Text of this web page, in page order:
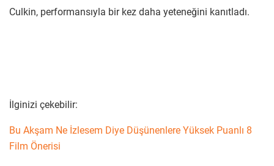
Culkin, performansıyla bir kez daha yeteneğini kanıtladı.
İlginizi çekebilir:
Bu Akşam Ne İzlesem Diye Düşünenlere Yüksek Puanlı 8
Film Önerisi